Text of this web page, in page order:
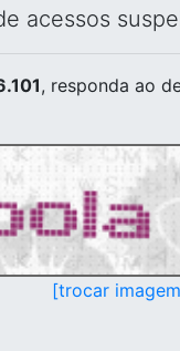
acessos
, responda ao
[trocar